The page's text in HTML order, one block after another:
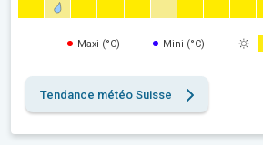
Maxi (°C) Mini (°C)
Tendance météo Suisse